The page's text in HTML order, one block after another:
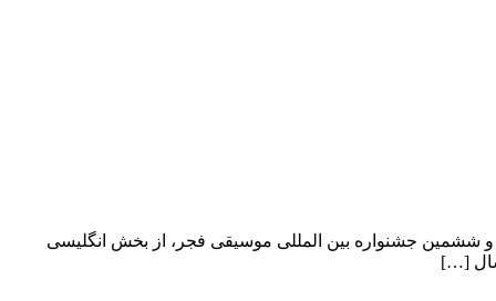
جشنواره بین المللی موسیقی فجر، از بخش انگلیسی